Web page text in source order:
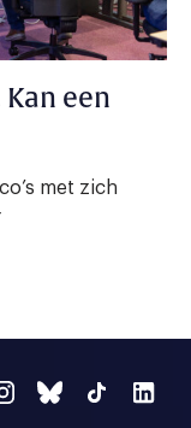
een
met zich